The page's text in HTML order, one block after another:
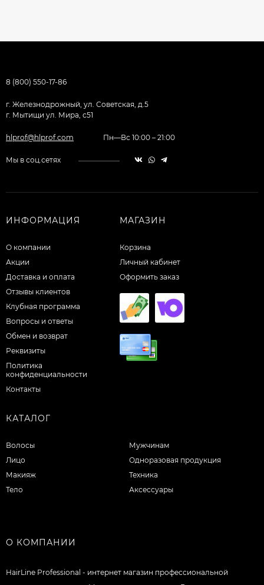
8 (800) 550-17-86
г. Железнодрожный, ул. Советская, д.5
г. Мытищи ул. Мира, с51
hlprof@hlprof.com Пн—Вс 10:00 – 21:00
Мы в соц.сетях
ИНФОРМАЦИЯ
О компании
Акции
Доставка и оплата
Отзывы клиентов
Клубная программа
Вопросы и ответы
Обмен и возврат
Реквизиты
Политика
конфиденциальности
Контакты
МАГАЗИН
Корзина
Личный кабинет
Оформить заказ
КАТАЛОГ
Волосы
Лицо
Макияж
Тело
Мужчинам
Одноразовая продукция
Техника
Аксессуары
О КОМПАНИИ
HairLine Professional - интернет магазин профессиональной